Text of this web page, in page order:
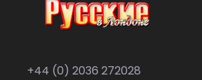
+44 (0) 2036 272028